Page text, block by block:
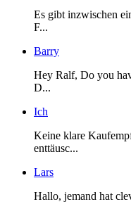
Es gibt inzwischen
F...
Barry
Hey Ralf, Do you
D...
Ich
Keine klare
enttäusc...
Lars
Hallo, jemand hat